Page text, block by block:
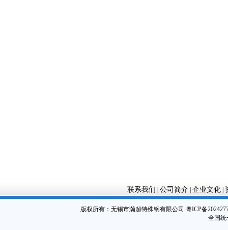
联系我们 | 公司简介| 企业文化|
版权所有： 无锡市瀚超特殊钢有限公司 粤ICP备
全国